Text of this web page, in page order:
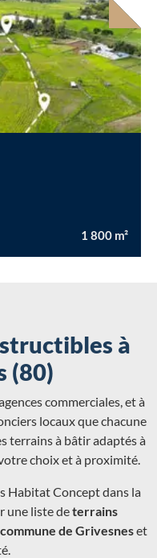
1 800 m²
à
(80)
commerciales, et à
locaux que chacune
terrains à bâtir adaptés à
choix et à proximité.
Habitat Concept dans la
une liste deterrains
de Grivesneset